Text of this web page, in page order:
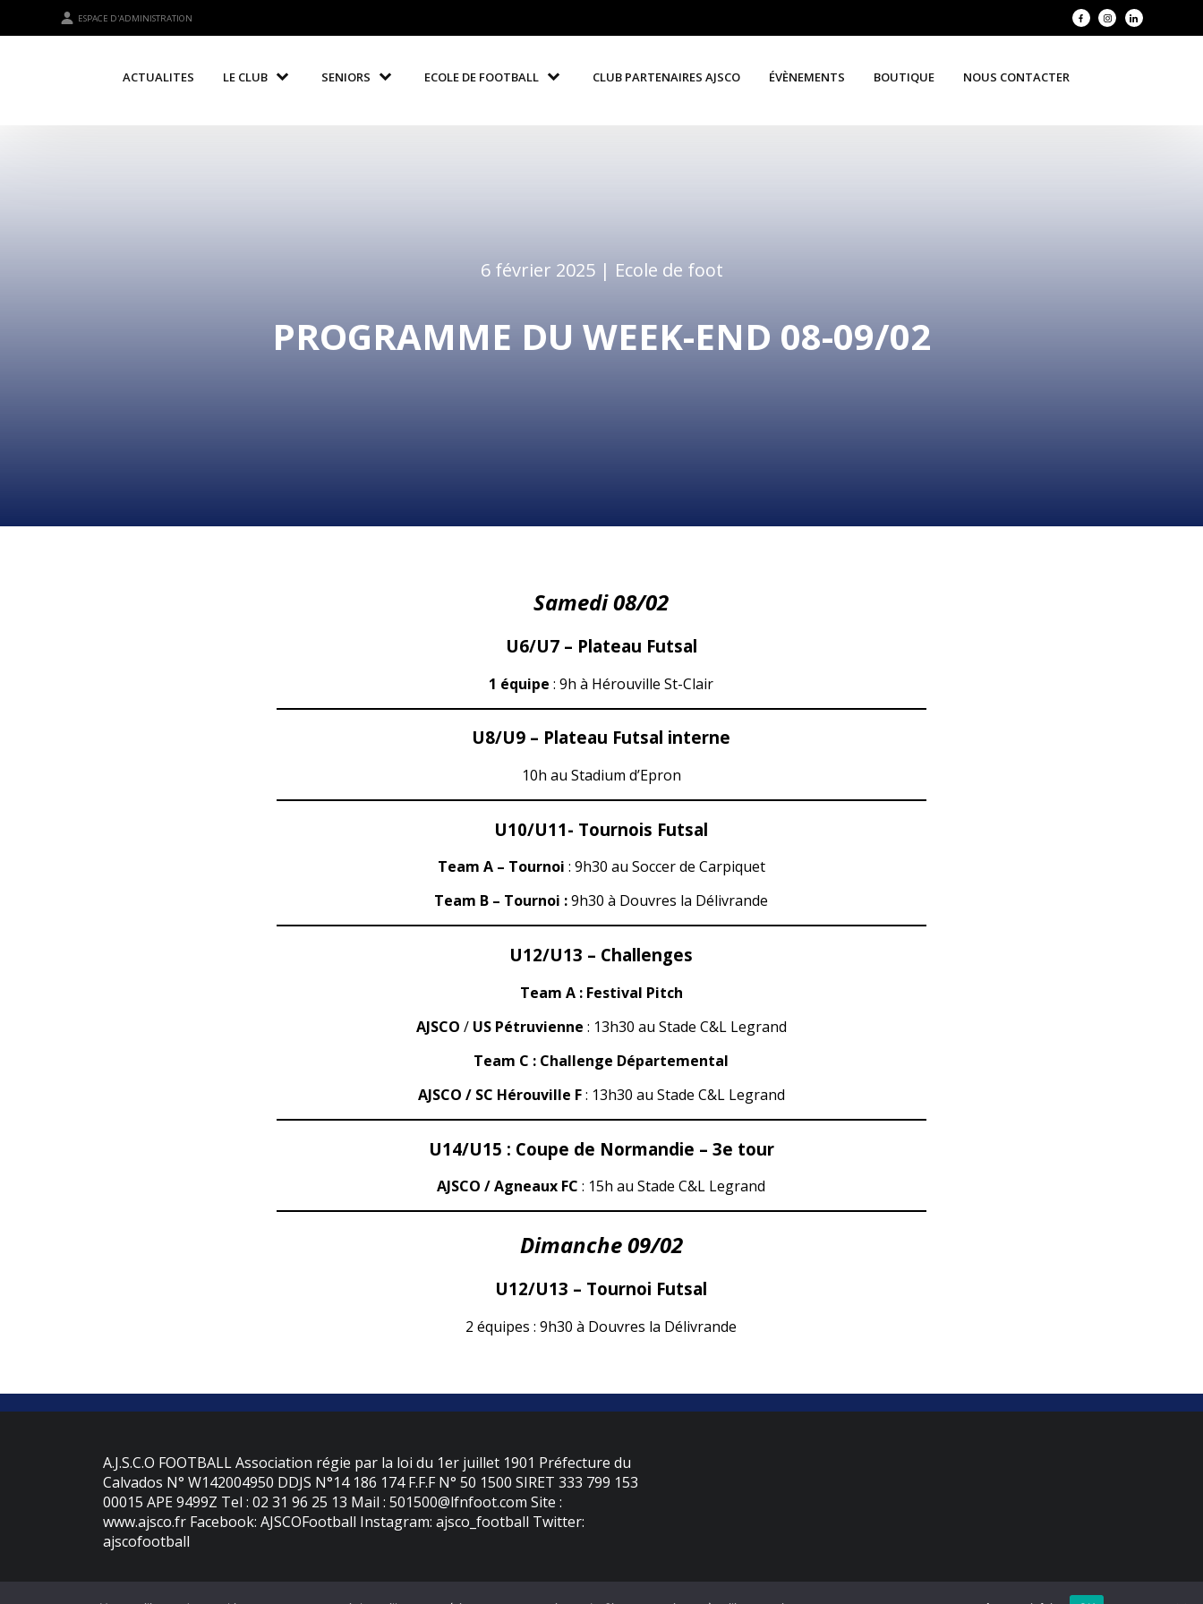
ESPACE D'ADMINISTRATION
ACTUALITES LE CLUB SENIORS ECOLE DE FOOTBALL CLUB PARTENAIRES AJSCO ÉVÈNEMENTS BOUTIQUE NOUS CONTACTER
6 février 2025 | Ecole de foot
PROGRAMME DU WEEK-END 08-09/02
Samedi 08/02
U6/U7 – Plateau Futsal
1 équipe : 9h à Hérouville St-Clair
U8/U9 – Plateau Futsal interne
10h au Stadium d’Epron
U10/U11- Tournois Futsal
Team A – Tournoi : 9h30 au Soccer de Carpiquet
Team B – Tournoi :9h30 à Douvres la Délivrande
U12/U13 – Challenges
Team A : Festival Pitch
AJSCO / US Pétruvienne : 13h30 au Stade C&L Legrand
Team C : Challenge Départemental
AJSCO / SC Hérouville F: 13h30 au Stade C&L Legrand
U14/U15 : Coupe de Normandie – 3e tour
AJSCO / Agneaux FC : 15h au Stade C&L Legrand
Dimanche 09/02
U12/U13 – Tournoi Futsal
2 équipes : 9h30 à Douvres la Délivrande
A.J.S.C.O FOOTBALL Association régie par la loi du 1er juillet 1901 Préfecture du
Calvados N° W142004950 DDJS N°14 186 174 F.F.F N° 50 1500 SIRET 333 799 153
00015 APE 9499Z Tel : 02 31 96 25 13 Mail : 501500@lfnfoot.com Site :
www.ajsco.fr Facebook: AJSCOFootball Instagram: ajsco_football Twitter:
ajscofootball